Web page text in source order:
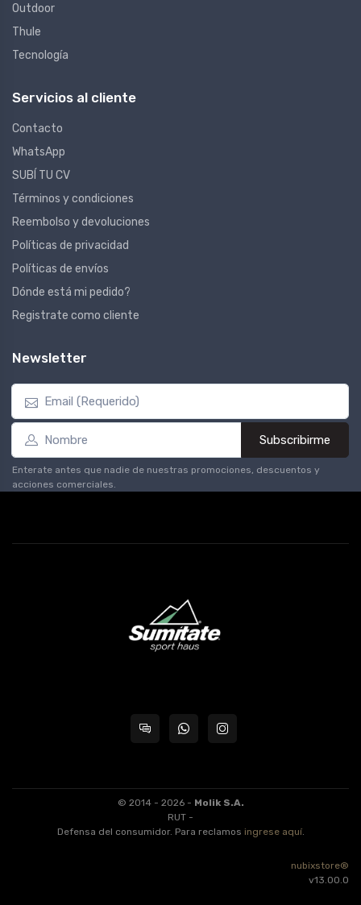
Outdoor
Thule
Tecnología
Servicios al cliente
Contacto
WhatsApp
SUBÍ TU CV
Términos y condiciones
Reembolso y devoluciones
Políticas de privacidad
Políticas de envíos
Dónde está mi pedido?
Registrate como cliente
Newsletter
Subscribirme
Enterate antes que nadie de nuestras promociones, descuentos y
acciones comerciales.
© 2014 - 2026 - Molik S.A.
RUT -
Defensa del consumidor. Para reclamos ingrese aquí.
nubixstore®
v13.00.0